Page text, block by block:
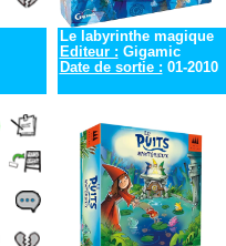
Le labyrinthe magique
Editeur : Gigamic
Date de sortie : 01-2010